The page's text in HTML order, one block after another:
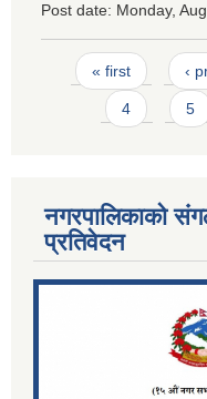
Post date: Monday,
Pages
« first ‹
4 5
नगरपालिकाको
प्रतिवेदन